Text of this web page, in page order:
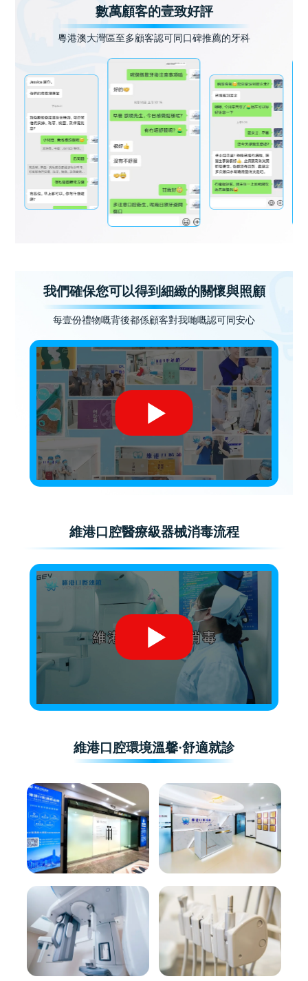
數萬顧客的壹致好評
粵港澳大灣區至多顧客認可同口碑推薦的牙科
我們確保您可以得到細緻的關懷與照顧
每壹份禮物嘅背後都係顧客對我哋嘅認可同安心
維港口腔醫療級器械消毒流程
維港口腔環境溫馨·舒適就診